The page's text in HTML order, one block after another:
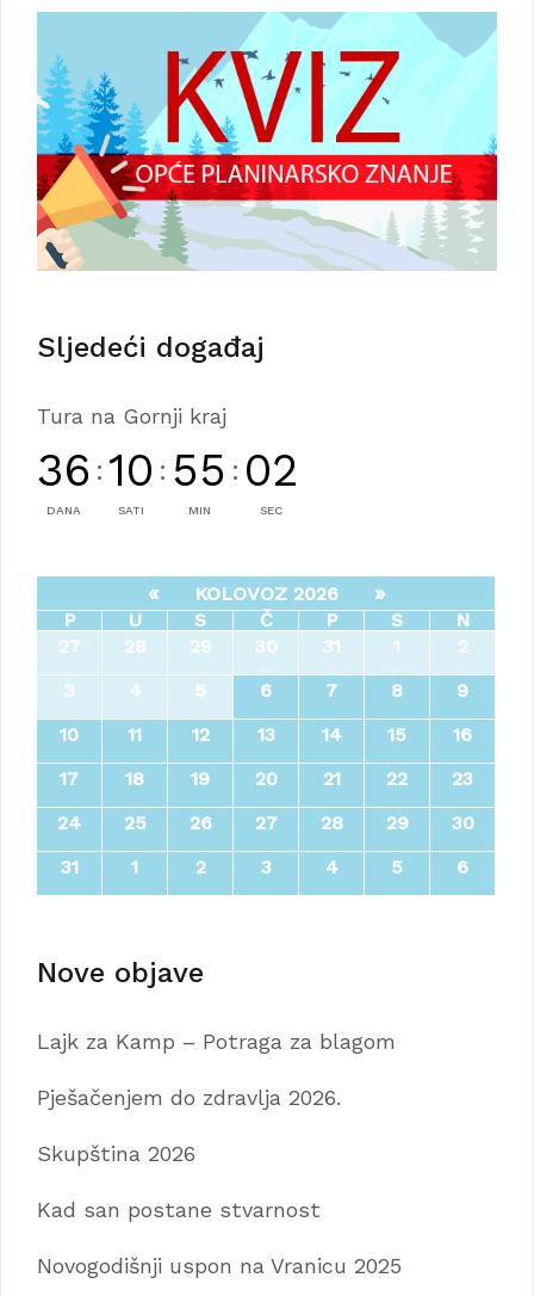
Sljedeći događaj
Tura na Gornji kraj
36
DANA
: 10
SATI
: 55
MIN
: 01
SEC
« KOLOVOZ 2026 »
P U S Č P S
N
27
28 29 30 31 1
2
3
4 5 6 7 8
9
10
11 12 13 14 15
16
17
18 19 20 21 22
23
24
25 26 27 28 29
30
31
1 2 3 4 5 6
Nove objave
Lajk za Kamp – Potraga za blagom
Pješačenjem do zdravlja 2026.
Skupština 2026
Kad san postane stvarnost
Novogodišnji uspon na Vranicu 2025